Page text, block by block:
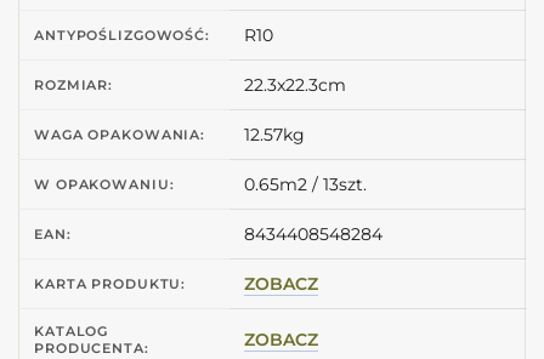
ANTYPOŚLIZGOWOŚĆ: R10
ROZMIAR: 22.3x22.3cm
WAGA OPAKOWANIA: 12.57kg
W OPAKOWANIU: 0.65m2 / 13szt.
EAN: 8434408548284
KARTA PRODUKTU: ZOBACZ
KATALOG
PRODUCENTA:
ZOBACZ